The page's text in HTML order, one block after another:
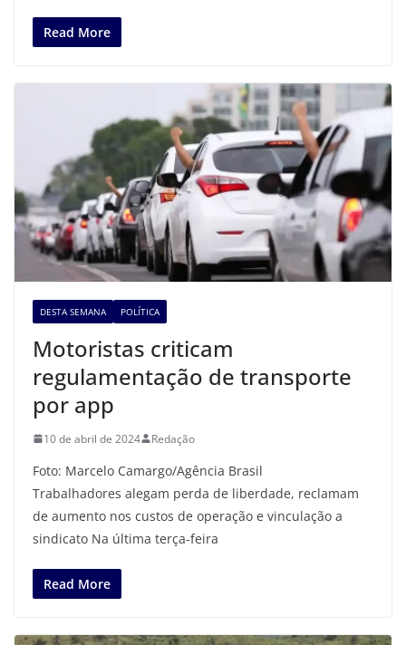
Read More
DESTA SEMANA POLÍTICA
Motoristas criticam
regulamentação de transporte
por app
10 de abril de 2024 Redação
Foto: Marcelo Camargo/Agência Brasil
Trabalhadores alegam perda de liberdade, reclamam
de aumento nos custos de operação e vinculação a
sindicato Na última terça-feira
Read More